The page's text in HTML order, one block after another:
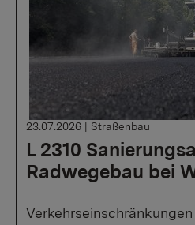
L 2310
Radwegebau bei
23.07.2026 | Straßenbau